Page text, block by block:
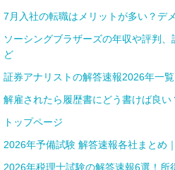
7月入社の転職はメリットが多い？デ
ソーシングブラザーズの年収や評判
ど
証券アナリストの解答速報2026年一
解雇されたら履歴書にどう書けば良い
トップページ
2026年予備試験 解答速報各社まとめ
2026年税理士試験の解答速報6選！所